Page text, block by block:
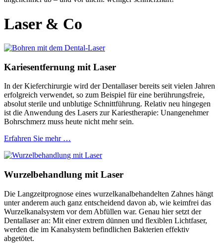
Laser & Co
Kariesentfernung mit Laser
In der Kieferchirurgie wird der Dentallaser bereits seit vielen Jahren
erfolgreich verwendet, so zum Beispiel für eine berührungsfreie,
absolut sterile und unblutige Schnittführung. Relativ neu hingegen
ist die Anwendung des Lasers zur Kariestherapie: Unangenehmer
Bohrschmerz muss heute nicht mehr sein.
Erfahren Sie mehr …
Wurzelbehandlung mit Laser
Die Langzeitprognose eines wurzelkanalbehandelten Zahnes hängt
unter anderem auch ganz entscheidend davon ab, wie keimfrei das
Wurzelkanalsystem vor dem Abfüllen war. Genau hier setzt der
Dentallaser an: Mit einer extrem dünnen und flexiblen Lichtfaser,
werden die im Kanalsystem befindlichen Bakterien effektiv
abgetötet.